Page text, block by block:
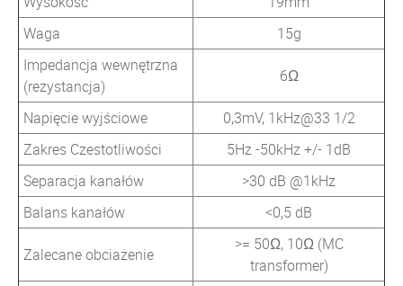
Waga
15g
Impedancja wewnętrzna
(rezystancja)
6Ω
Napięcie wyjściowe
0,3mV, 1kHz@33 1/2
Zakres Czestotliwości
5Hz -50kHz +/- 1dB
Separacja kanałów
>30 dB @1kHz
Balans kanałów
<0,5 dB
Zalecane obciażenie
>= 50Ω, 10Ω (MC
transformer)